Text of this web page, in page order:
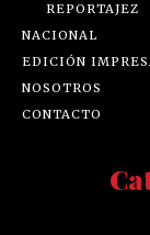
REPORTAJEZ
NACIONAL
EDICIÓN
NOSOTROS
CONTACTO